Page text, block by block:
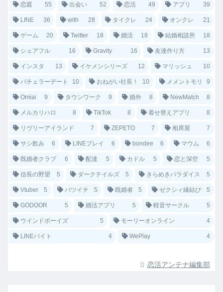
恋庭 55 出会い 52 恋活 49 アプリ 39
LINE 36 with 28 タイクレ 24 オンクレ 21
ゲーム 20 Twitter 18 婚活 18 結婚相談所 18
シェアフル 16 Gravity 16 友達作り方 13
インスタ 13 イケメンシリーズ 12 マリッシュ 10
バチェラーデート 10 おねがい社長！ 10 メメントモリ 9
Omiai 9 タウンワーク 9 婚外 8 NewMatch 8
メルカリハロ 8 TikTok 8 着せ替えアプリ 8
リヴリーアイランド 7 ZEPETO 7 相席屋 7
サシ飲み 6 LINEプレイ 6 bondee 6 マウム 6
既婚者クラブ 6 配達 5 カドル 5 恋と深空 5
信長の野望 5 ダークテイルズ 5 きらめきパラダイス 5
Vtuber 5 バツイチ 5 既婚者 5 ゼクシィ縁結び 5
GODOOR 5 婚活アプリ 5 軽音サークル 5
ウインドボーイズ 5 モーリーオンライン 4
LINEバイト 4 WePlay 4
恋活アンテナ編集部